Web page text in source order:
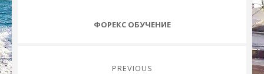
CATEGORIES
ФОРЕКС ОБУЧЕНИЕ
PREVIOUS